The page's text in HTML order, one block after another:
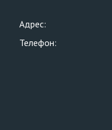
Адрес:
Телефон: